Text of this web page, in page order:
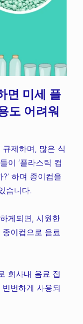
면 미세 플
도 어려워
제하며, 많은 식
이 ‘플라스틱 컵
하며 종이컵을
습니다.
게되면, 시원한
이컵으로 음료
회사내 음료 접
번하게 사용되